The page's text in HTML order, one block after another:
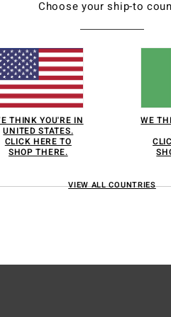
Choose your ship-to
THINK YOU'RE IN
UNITED STATES.
CLICK HERE TO
SHOP THERE.
WE
VIEW ALL COUNTRIES
ad altri tipi di cookie (ad
l'informativa sulla privacy